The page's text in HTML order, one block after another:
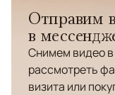
Отправим
в
Снимем видео
рассмотреть
визита или